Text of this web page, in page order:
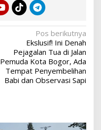
Pos berikutnya
Ekslusif! Ini Denah
Pejagalan Tua di Jalan
Pemuda Kota Bogor, Ada
Tempat Penyembelihan
Babi dan Observasi Sapi